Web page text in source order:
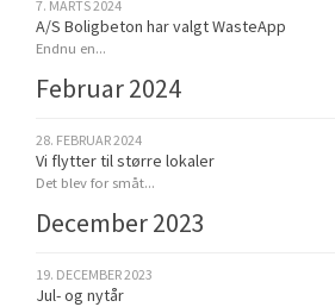
7. MARTS 2024
A/S Boligbeton har valgt WasteApp
Endnu en...
Februar 2024
28. FEBRUAR 2024
Vi flytter til større lokaler
Det blev for småt...
December 2023
19. DECEMBER 2023
Jul- og nytår